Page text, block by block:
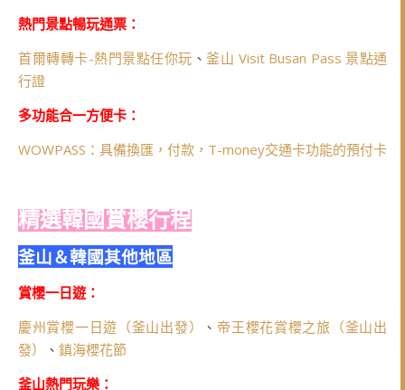
熱門景點暢玩通票：
首爾轉轉卡-熱門景點任你玩 、 釜山 Visit Busan Pass 景點通
行證
多功能合一方便卡：
WOWPASS：具備換匯，付款，T-money交通卡功能的預付卡
精選韓國賞櫻行程
釜山＆韓國其他地區
賞櫻一日遊：
慶州賞櫻一日遊（釜山出發）
、 帝王櫻花賞櫻之旅（釜山出
發）
、 鎮海櫻花節
釜山熱門玩樂：